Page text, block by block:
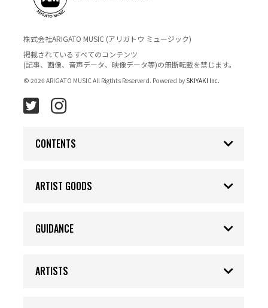
株式会社ARIGATO MUSIC (アリガトウ ミュージック)
掲載されているすべてのコンテンツ
(記事、画像、音声データ、映像データ等)の無断転載を禁じます。
© 2026 ARIGATO MUSIC All Rigthts Reserverd. Powered by SKIYAKI Inc.
CONTENTS
ARTIST GOODS
GUIDANCE
ARTISTS